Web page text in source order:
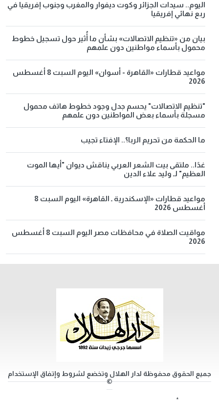
اليوم.. سيدات الجزائر وكوت ديفوار والمغرب وجنوب إفريقيا في
ربع نهائي إفريقيا
بيان من «تنظيم الاتصالات» بشأن ما أُثير حول تسجيل خطوط
محمول بأسماء مواطنين دون علمهم
مواعيد قطارات «القاهرة - أسوان» اليوم السبت 8 أغسطس
2026
"تنظيم الاتصالات" يحسم جدل وجود خطوط هاتف محمول
مسجلة بأسماء بعض المواطنين دون علمهم
ما الحكمة من تحريم الربا؟.. الإفتاء تجيب
غدًا.. ملتقى بيت الشعر العربي يناقش ديوان "أيها الموت
العظيم" لـ وليد علاء الدين
مواعيد قطارات «الإسكندرية ـ القاهرة» اليوم السبت 8
أغسطس 2026
مواقيت الصلاة في محافظات مصر اليوم السبت 8 أغسطس
2026
جميع الحقوق محفوظة لدار الهلال وتخضع لشروط وإتفاق الإستخدام
©